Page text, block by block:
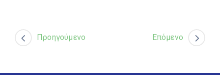
Προηγούμενο Επόμενο